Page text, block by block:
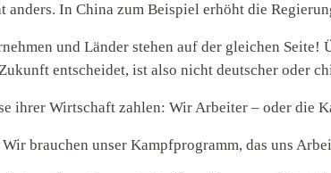
In China zum Beispiel erhöht die
und Länder stehen auf der gleichen
entscheidet, ist also nicht deutscher oder
ihrer Wirtschaft zahlen: Wir Arbeiter – oder die
brauchen unser Kampfprogramm, das uns